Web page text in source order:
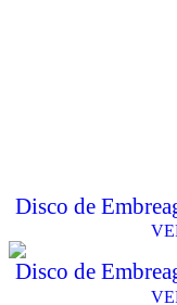
Disco de
Disco de